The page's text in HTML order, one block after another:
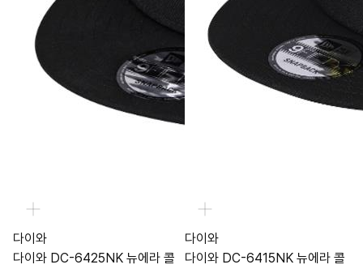
다이와
다이와 DC-6425NK 뉴에라 콜
다이와
다이와 DC-6415NK 뉴에라 콜